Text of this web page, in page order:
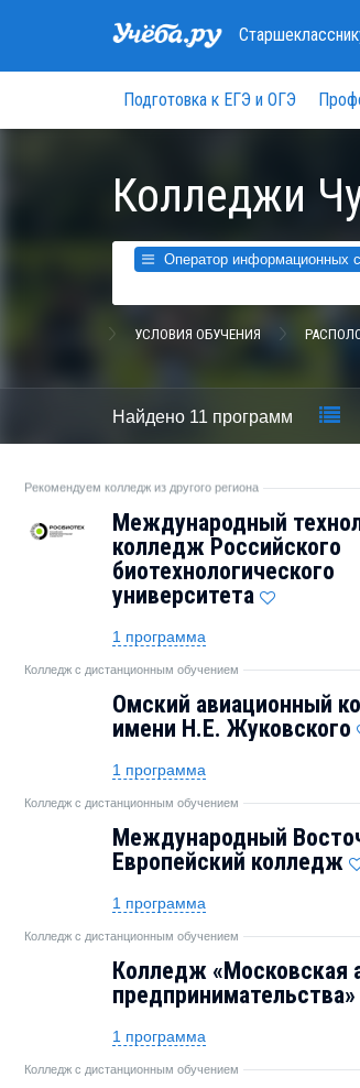
Подготовка к ЕГЭ и ОГЭ
Колледжи
Оператор информационных
УСЛОВИЯ ОБУЧЕНИЯ
Найдено 11 программ
Рекомендуем колледж из другого региона
Международный
колледж Российского
биотехнологического
университета
1 программа
Колледж с дистанционным обучением
Омский авиационный
имени Н.Е. Жуковского
1 программа
Колледж с дистанционным обучением
Международный
Европейский колледж
1 программа
Колледж с дистанционным обучением
Колледж «Московская
предпринимательства»
1 программа
Колледж с дистанционным обучением